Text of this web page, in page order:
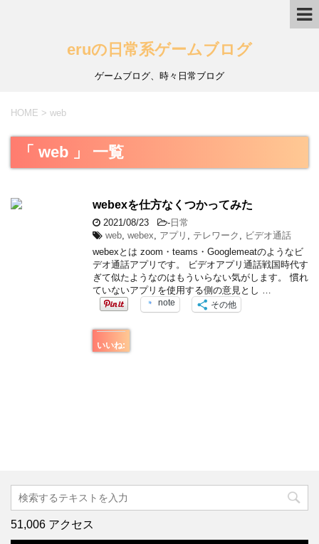
eruの日常系ゲームブログ
ゲームブログ、時々日常ブログ
HOME > web
「 web 」 一覧
webexを仕方なくつかってみた
2021/08/23 -日常
web webex アプリ テレワーク
ビデオ通話
webexとは zoom・teams・Googlemeatのようなビ
デオ通話アプリです。 ビデオアプリ通話戦国時代す
ぎて似たようなのはもういらない気がします。 慣れ
ていないアプリを使用する側の意見とし …
note その他
いいね:
51,006 アクセス